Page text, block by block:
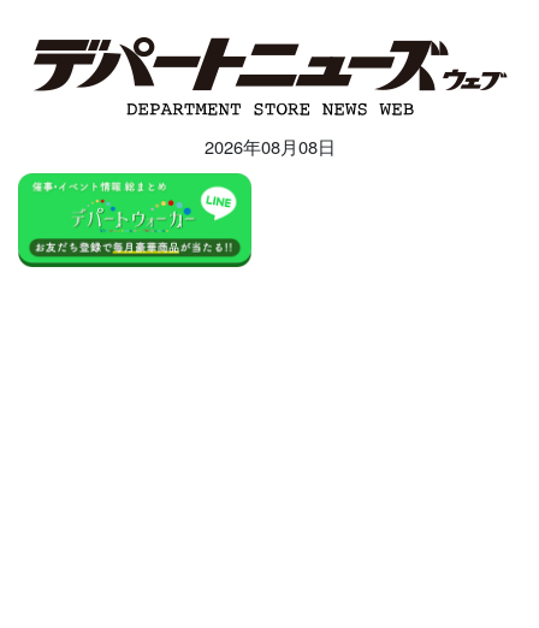
2026年08月08日